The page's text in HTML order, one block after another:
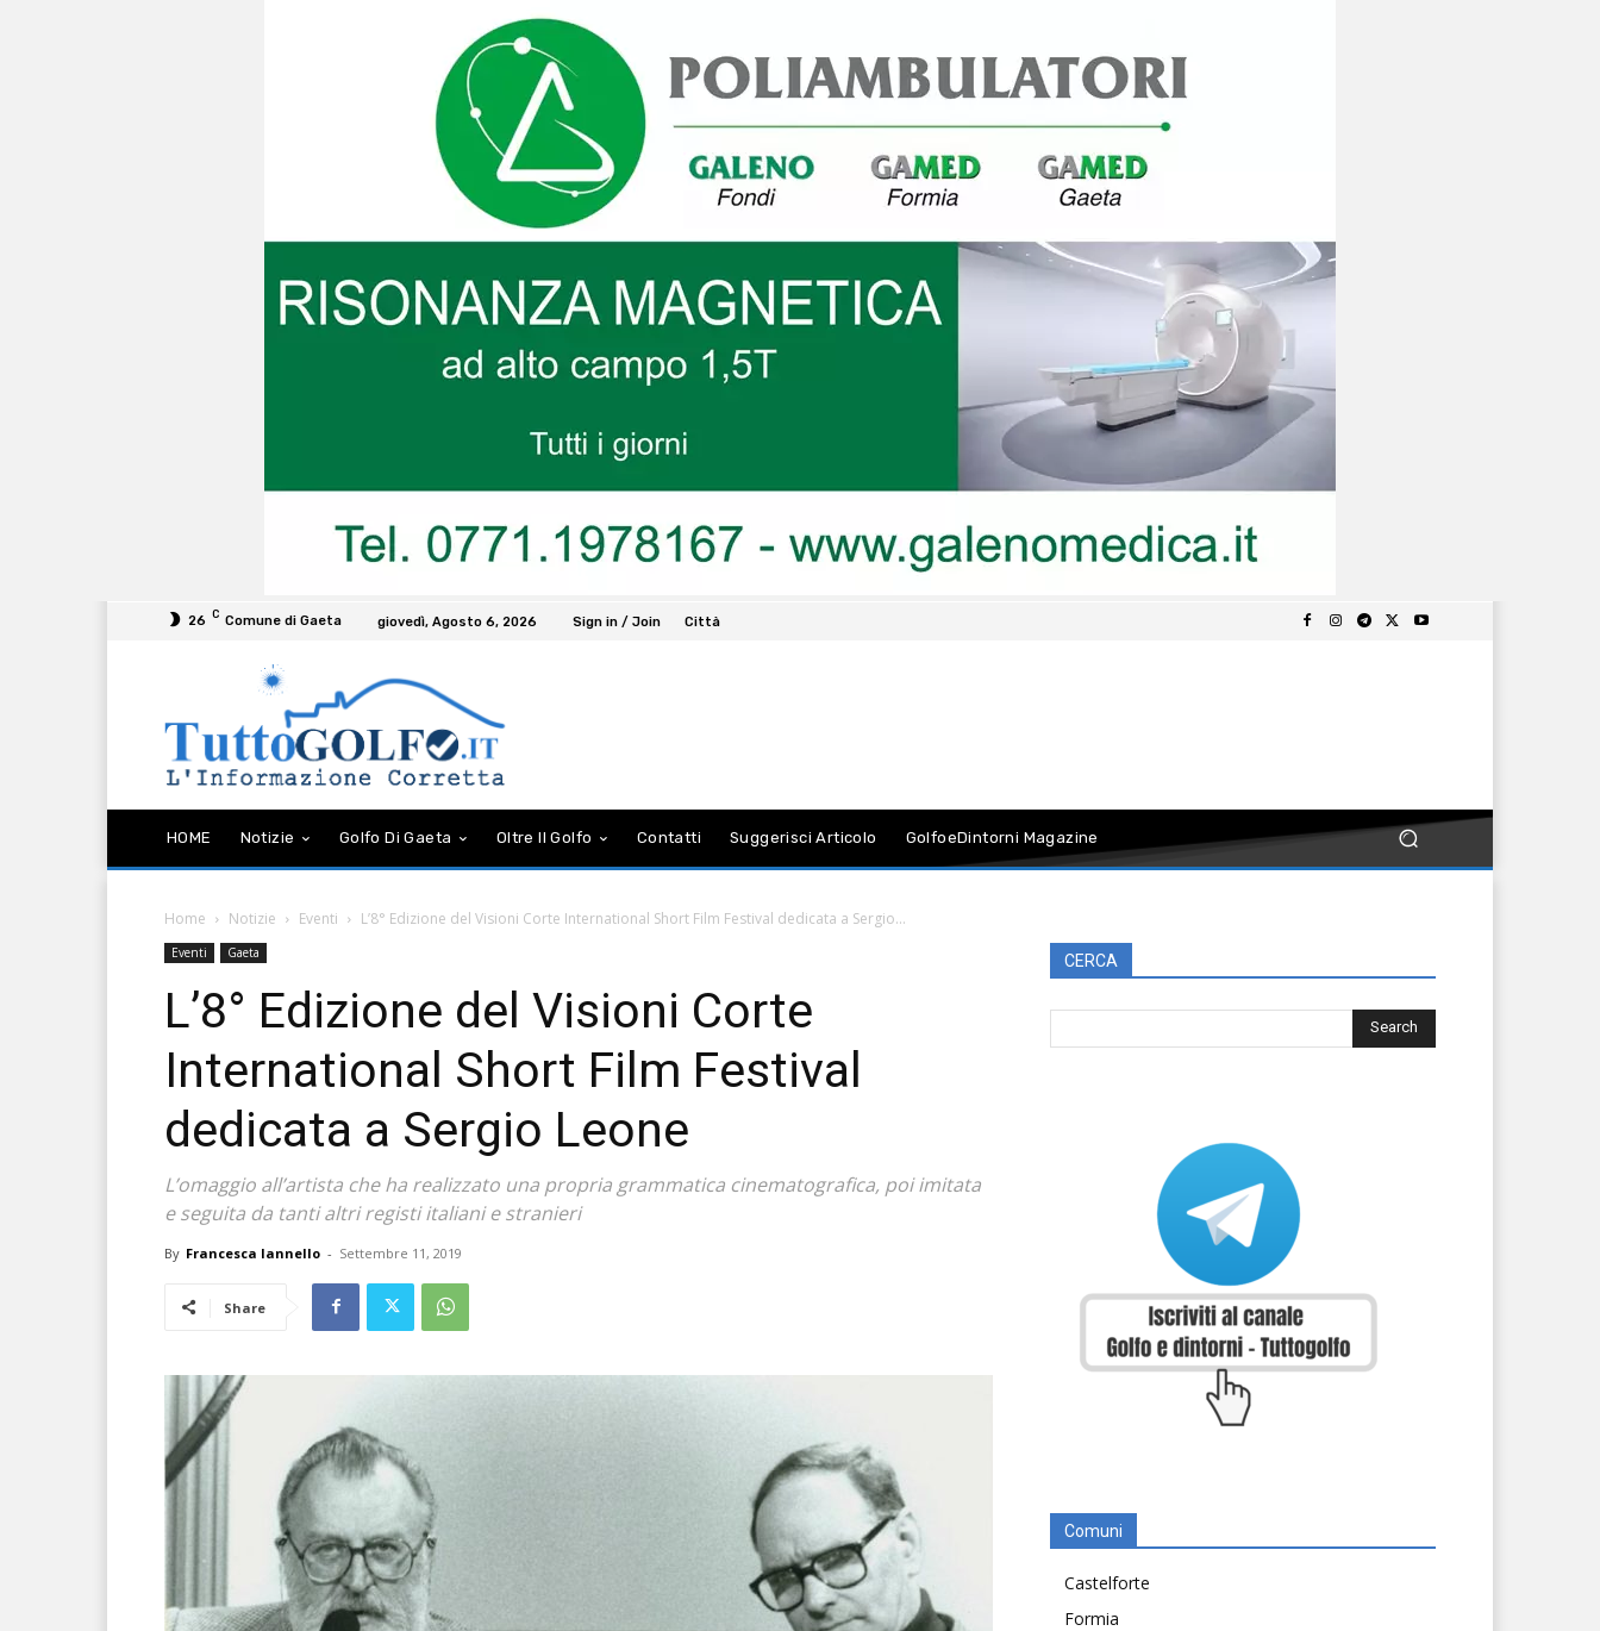
26 C Comune di Gaeta giovedì, Agosto 6, 2026 Sign in / Join Città
HOME Notizie Golfo Di Gaeta Oltre Il Golfo Contatti Suggerisci Articolo GolfoeDintorni Magazine
Home Notizie Eventi L’8° Edizione del Visioni Corte International Short Film Festival dedicata a Sergio...
Eventi Gaeta
L’8° Edizione del Visioni Corte
International Short Film Festival
dedicata a Sergio Leone
L’omaggio all’artista che ha realizzato una propria grammatica cinematografica, poi imitata
e seguita da tanti altri registi italiani e stranieri
By Francesca Iannello - Settembre 11, 2019
Share
CERCA
Comuni
Castelforte
Formia